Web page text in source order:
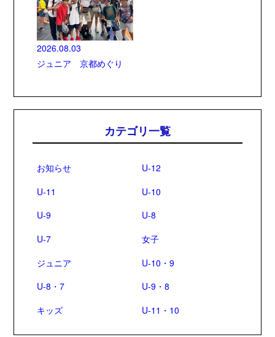
2026.08.03
ジュニア 京都めぐり
カテゴリ一覧
お知らせ
U-12
U-11
U-10
U-9
U-8
U-7
女子
ジュニア
U-10・9
U-8・7
U-9・8
キッズ
U-11・10